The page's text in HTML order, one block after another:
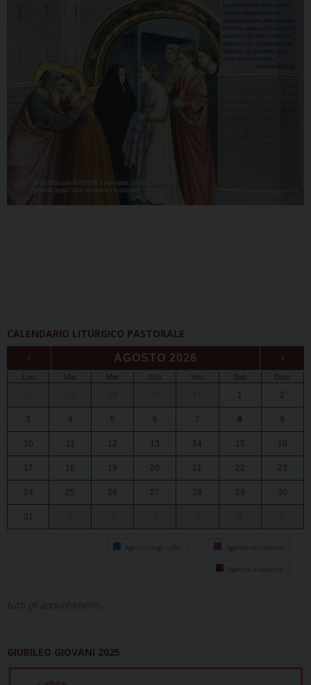
CALENDARIO LITURGICO PASTORALE
‹ AGOSTO 2026 ›
Lun Mar Mer Gio Ven Sab Dom
1 2
3 4 5 6 7 8 9
10 11 12 13 14 15 16
17 18 19 20 21 22 23
24 25 26 27 28 29 30
31
Agenda degli uffici Agenda del vescovo
Agenda diocesana
tutti gli appuntamenti...
GIUBILEO GIOVANI 2025